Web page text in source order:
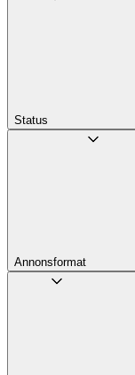
Status
Annons­format